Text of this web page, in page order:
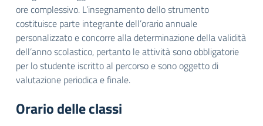
ore complessivo. L’insegnamento dello strumento
costituisce parte integrante dell’orario annuale
personalizzato e concorre alla determinazione della validità
dell’anno scolastico, pertanto le attività sono obbligatorie
per lo studente iscritto al percorso e sono oggetto di
valutazione periodica e finale.
Orario delle classi